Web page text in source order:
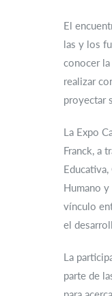
El
las y los
conocer la
realizar
proyectar
La Expo
Franck, a
Humano
vínculo
el
La
parte de